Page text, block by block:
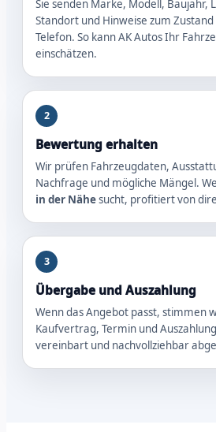
Sie senden Marke, Modell, Baujahr,
Standort und Hinweise zum
Telefon. So kann AK Autos Ihr
einschätzen.
2
Bewertung erhalten
Wir prüfen Fahrzeugdaten,
Nachfrage und mögliche Mängel.
in der Nähesucht, profitiert von
3
Übergabe und Auszahlung
Wenn das Angebot passt, stimmen
Kaufvertrag, Termin und
vereinbart und nachvollziehbar